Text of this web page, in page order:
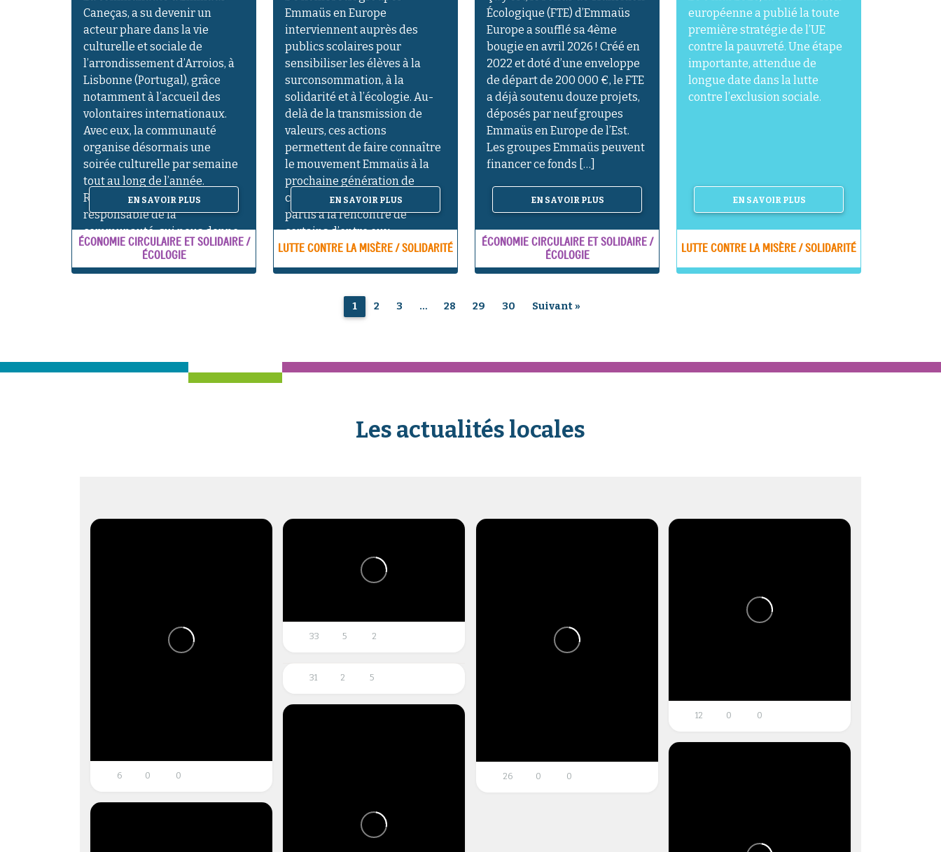
Caneças, a su devenir un
acteur phare dans la vie
culturelle et sociale de
l’arrondissement d’Arroios, à
Lisbonne (Portugal), grâce
notamment à l’accueil des
volontaires internationaux.
Avec eux, la communauté
organise désormais une
soirée culturelle par semaine
tout au long de l’année.
Rencontre avec Ophélie, co-
responsable de la
communauté, qui nous donne
[…]
EN SAVOIR PLUS
ÉCONOMIE CIRCULAIRE ET SOLIDAIRE /
ÉCOLOGIE
Emmaüs en Europe
interviennent auprès des
publics scolaires pour
sensibiliser les élèves à la
surconsommation, à la
solidarité et à l’écologie. Au-
delà de la transmission de
valeurs, ces actions
permettent de faire connaître
le mouvement Emmaüs à la
prochaine génération de
citoyen·nes. Nous sommes
partis à la rencontre de
certains d’entre eux.
EN SAVOIR PLUS
LUTTE CONTRE LA MISÈRE / SOLIDARITÉ
Écologique (FTE) d’Emmaüs
Europe a soufflé sa 4ème
bougie en avril 2026 ! Créé en
2022 et doté d’une enveloppe
de départ de 200 000 €, le FTE
a déjà soutenu douze projets,
déposés par neuf groupes
Emmaüs en Europe de l’Est.
Les groupes Emmaüs peuvent
financer ce fonds […]
EN SAVOIR PLUS
ÉCONOMIE CIRCULAIRE ET SOLIDAIRE /
ÉCOLOGIE
européenne a publié la toute
première stratégie de l’UE
contre la pauvreté. Une étape
importante, attendue de
longue date dans la lutte
contre l’exclusion sociale.
EN SAVOIR PLUS
LUTTE CONTRE LA MISÈRE / SOLIDARITÉ
1 2 3 … 28 29 30 Suivant »
Les actualités locales
6 0 0
33 5 2
26 0 0
12 0 0
31 2 5